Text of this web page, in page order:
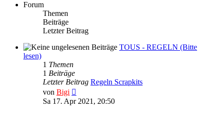
Forum
Themen
Beiträge
Letzter Beitrag
TOUS - REGELN (Bitte
lesen)
1 Themen
1 Beiträge
Letzter Beitrag Regeln Scrapkits
von Bigi
Beitrag
Sa 17. Apr 2021, 20:50